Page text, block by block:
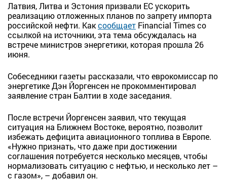
Латвия, Литва и Эстония призвали ЕС ускорить
реализацию отложенных планов по запрету импорта
российской нефти. Каксообщает Financial Times со
ссылкой на источники, эта тема обсуждалась на
встрече министров энергетики, которая прошла 26
июня.
Собеседники газеты рассказали, что еврокомиссар по
энергетике Дэн Йоргенсен не прокомментировал
заявление стран Балтии в ходе заседания.
После встречи Йоргенсен заявил, что текущая
ситуация на Ближнем Востоке, вероятно, позволит
избежать дефицита авиационного топлива в Европе.
«Нужно признать, что даже при достижении
соглашения потребуется несколько месяцев, чтобы
нормализовать ситуацию с нефтью, и несколько лет –
с газом», – добавил он.